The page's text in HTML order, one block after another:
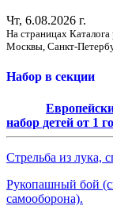
Чт, 6.08.2026 г.
На страницах
Москвы, Санкт-
Набор в секции
набор детей от 1
Стрельба из лука,
Рукопашный бой
самооборона).